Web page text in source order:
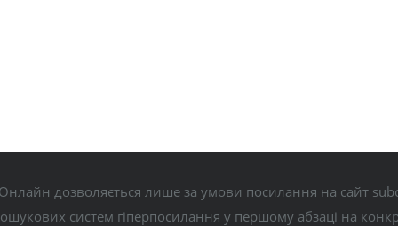
дозволяється лише за умови посилання на сайт
систем гіперпосилання у першому абзаці на